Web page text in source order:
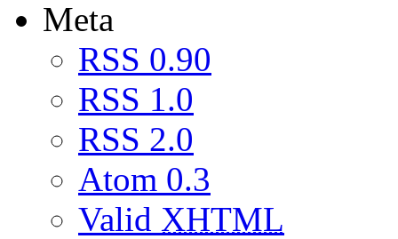
Meta
RSS 0.90
RSS 1.0
RSS 2.0
Atom 0.3
Valid XHTML